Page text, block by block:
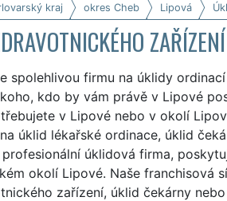
kraj okres Cheb Lipová
spolehlivou firmu na úklidy
kdo by vám právě v Lipové
v Lipové nebo v okolí
úklid lékařské ordinace, úklid
úklidová firma,
okolí Lipové. Naše franchisová
zařízení, úklid čekárny